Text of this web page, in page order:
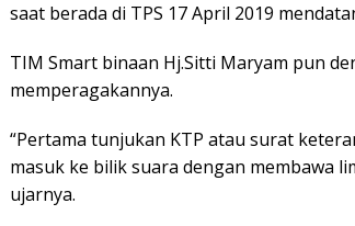
saat berada di TPS 17 April 2019
TIM Smart binaan Hj.Sitti Maryam pun
memperagakannya.
“Pertama tunjukan KTP atau surat
masuk ke bilik suara dengan membawa
ujarnya.